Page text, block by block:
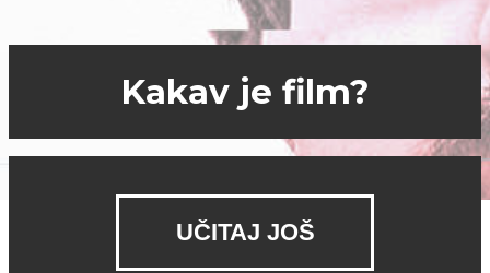
Kakav je film?
UČITAJ JOŠ